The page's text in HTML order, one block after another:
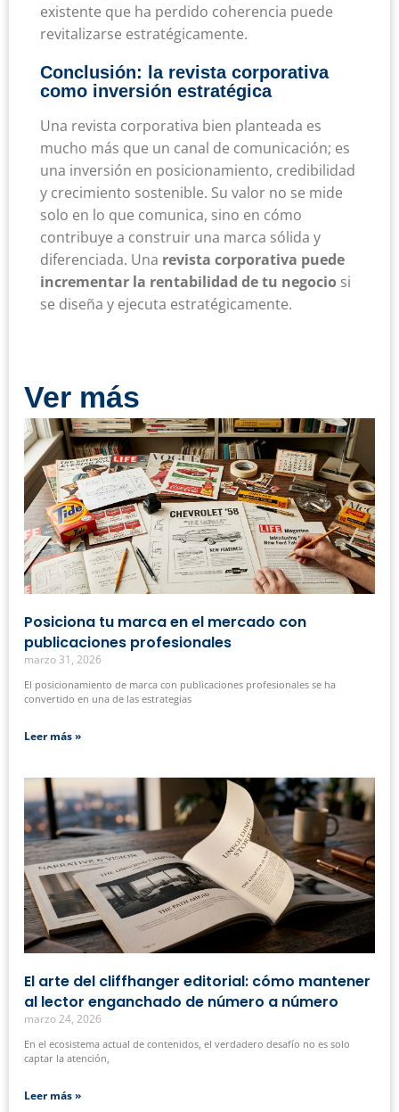
existente que ha perdido coherencia puede
revitalizarse estratégicamente.
Conclusión: la revista corporativa
como inversión estratégica
Una revista corporativa bien planteada es
mucho más que un canal de comunicación; es
una inversión en posicionamiento, credibilidad
y crecimiento sostenible. Su valor no se mide
solo en lo que comunica, sino en cómo
contribuye a construir una marca sólida y
diferenciada. Una revista corporativa puede
incrementar la rentabilidad de tu negocio si
se diseña y ejecuta estratégicamente.
Ver más
Posiciona tu marca en el mercado con
publicaciones profesionales
marzo 31, 2026
El posicionamiento de marca con publicaciones profesionales se ha
convertido en una de las estrategias
Leer más »
El arte del cliffhanger editorial: cómo mantener
al lector enganchado de número a número
marzo 24, 2026
En el ecosistema actual de contenidos, el verdadero desafío no es solo
captar la atención,
Leer más »